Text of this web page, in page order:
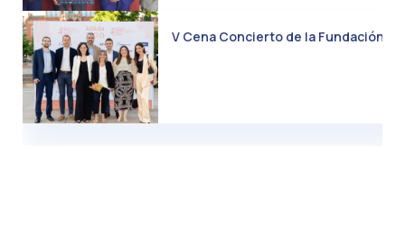
V Cena Concierto de la Fundación